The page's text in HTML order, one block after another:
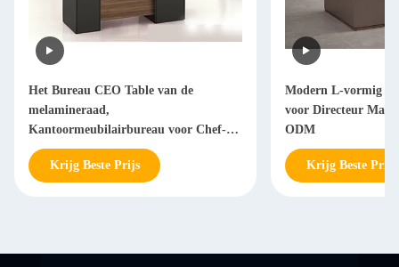
Het Bureau CEO Table van de
melamineraad,
Kantoormeubilairbureau voor Chef-
Manager
Krijg Beste Prijs
Modern L-vormig
voor Directeur
ODM
Krijg Beste Prijs